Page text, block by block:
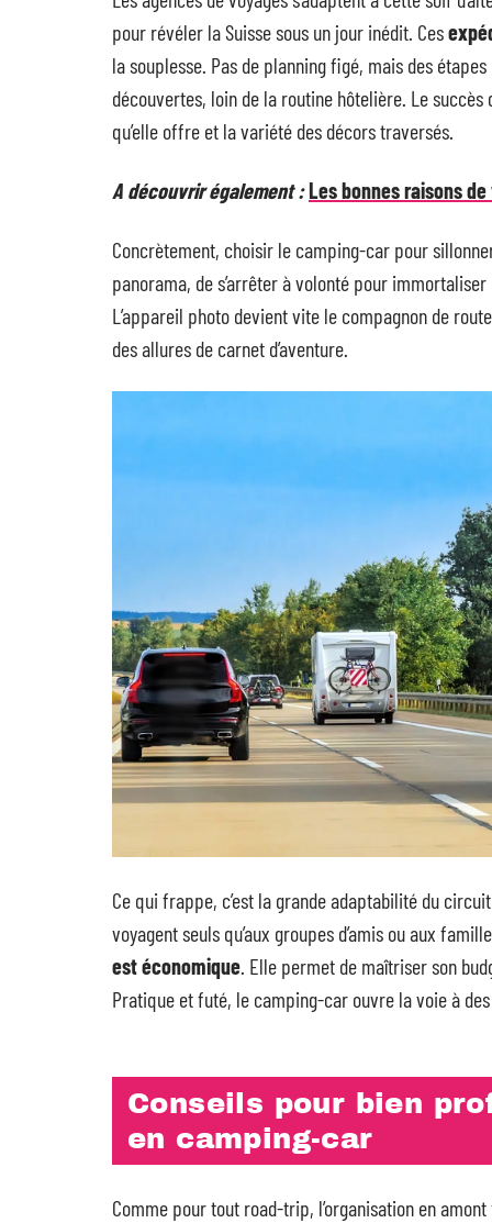
pour révéler la Suisse sous un jour inédit. Ces
la souplesse. Pas de planning figé, mais des
découvertes, loin de la routine hôtelière. Le
qu’elle offre et la variété des décors traversés.
A découvrir également :Les bonnes raisons
Concrètement, choisir le camping-car pour
panorama, de s’arrêter à volonté pour
L’appareil photo devient vite le compagnon de
des allures de carnet d’aventure.
Ce qui frappe, c’est la grande adaptabilité du
voyagent seuls qu’aux groupes d’amis ou aux
est économique. Elle permet de maîtriser son
Pratique et futé, le camping-car ouvre la voie à
Conseils pour bien
en camping-car
Comme pour tout road-trip, l’organisation en